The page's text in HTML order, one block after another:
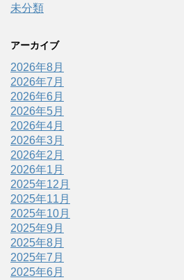
未分類
アーカイブ
2026年8月
2026年7月
2026年6月
2026年5月
2026年4月
2026年3月
2026年2月
2026年1月
2025年12月
2025年11月
2025年10月
2025年9月
2025年8月
2025年7月
2025年6月